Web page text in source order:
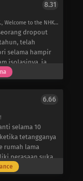
cinta,
saling
lain menuju
untuk
yang
segera
itu ada di
berjanji akan
ujian selesai.
peserta ujian
benda itu, tugas
dua
belakangnya.
insiden
dalam kehidupan
normal.
Welcome to the N.H.K., Welcome to the NHK, N・H・Kにようこそ！
8.31
dropout
telah
selama hampir
isolasinya, ia
banyak teori
tergoyahkan:
jahat di balik
Bekerja, Tidak
Ikut Pelatihan)
Nihon
rahasia yang
6.66
selama 10
tetangganya
rumah lama
perasaan suka
anggap sebagai